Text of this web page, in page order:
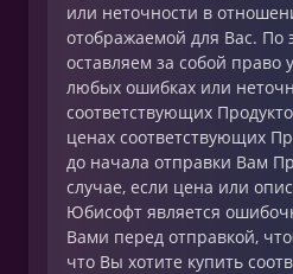
или неточности в
отображаемой для Вас.
оставляем за собой право
любых ошибках или
соответствующих
ценах соответствующих
до начала отправки Вам
случае, если цена или
Юбисофт является
Вами перед отправкой,
что Вы хотите купить